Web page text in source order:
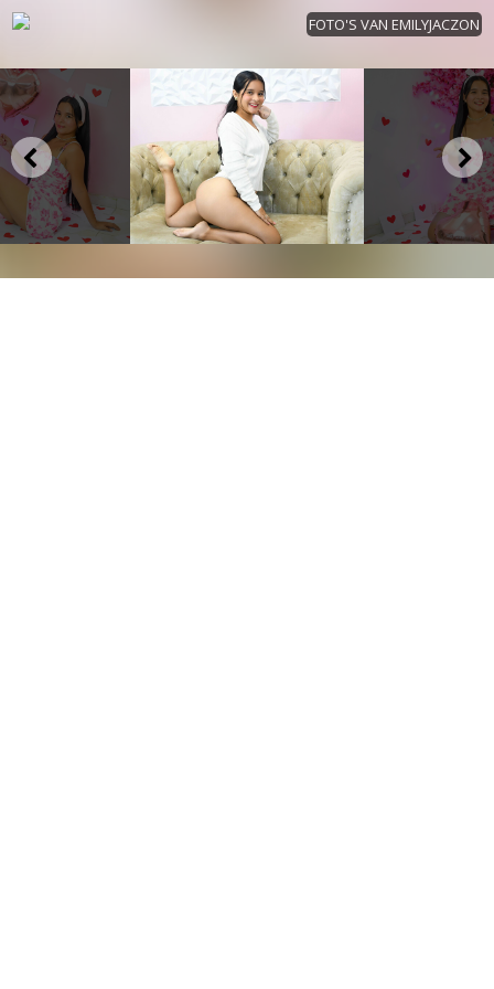
FOTO'S VAN EMILYJACZON